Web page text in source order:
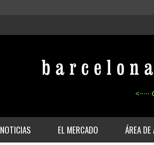
NOTICIAS EL MERCADO ÁREA